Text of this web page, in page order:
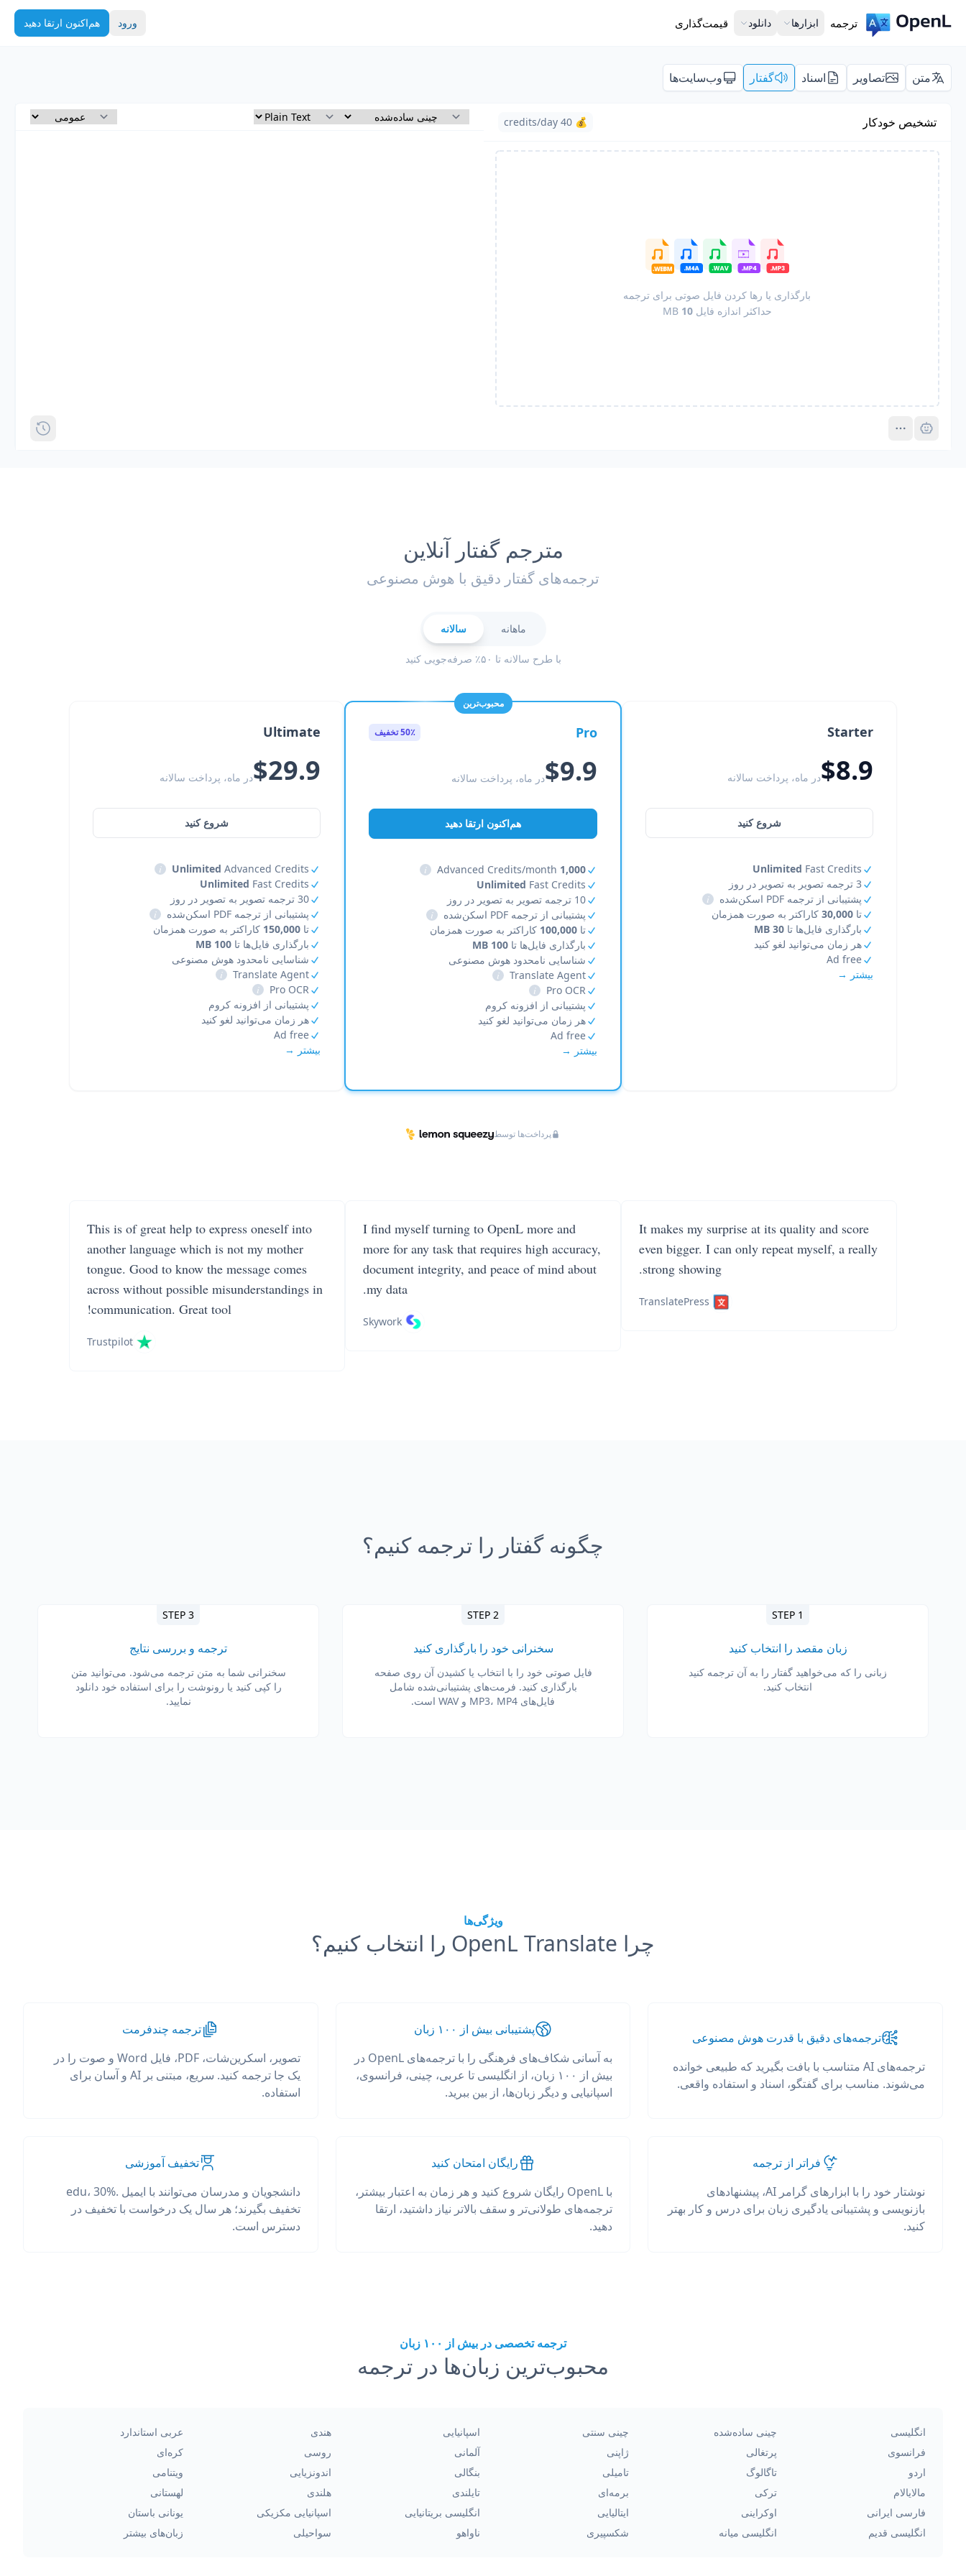
ترجمه ابزارها دانلود قیمت‌گذاری ورود هم‌اکنون ارتقا دهید
متن تصاویر اسناد گفتار وب‌سایت‌ها
تشخیص خودکار 💰 40 credits/day
بارگذاری یا رها کردن فایل صوتی برای ترجمه
حداکثر اندازه فایل10
MB
مترجم گفتار آنلاین
ترجمه‌های گفتار دقیق با هوش مصنوعی
ماهانه سالانه
با طرح سالانه تا ۵۰٪ صرفه‌جویی کنید
Starter
$8.9در ماه، پرداخت سالانه
شروع کنید
Unlimited Fast Credits
3 ترجمه تصویر به تصویر در روز
پشتیبانی از ترجمه PDF اسکن‌شده
i
تا 30,000 کاراکتر به صورت همزمان
بارگذاری فایل‌ها تا 30 MB
هر زمان می‌توانید لغو کنید
Ad free
بیشتر →
محبوب‌ترین
Pro 50٪ تخفیف
$9.9در ماه، پرداخت سالانه
هم‌اکنون ارتقا دهید
1,000
i
Unlimited Fast Credits
10 ترجمه تصویر به تصویر در روز
پشتیبانی از ترجمه PDF اسکن‌شده
i
تا100,000 کاراکتر به صورت همزمان
بارگذاری فایل‌ها تا100 MB
شناسایی نامحدود هوش مصنوعی
Translate Agent
i
Pro OCR
i
پشتیبانی از افزونه کروم
هر زمان می‌توانید لغو کنید
Ad free
بیشتر →
Ultimate
$29.9در ماه، پرداخت سالانه
شروع کنید
Unlimited Advanced Credits
i
Unlimited Fast Credits
30 ترجمه تصویر به تصویر در روز
پشتیبانی از ترجمه PDF اسکن‌شده
i
تا 150,000 کاراکتر به صورت همزمان
بارگذاری فایل‌ها تا 100 MB
شناسایی نامحدود هوش مصنوعی
Translate Agent
i
Pro OCR
i
پشتیبانی از افزونه کروم
هر زمان می‌توانید لغو کنید
Ad free
بیشتر →
پرداخت‌ها توسط
It makes my surprise at its quality and score
even bigger. I can only repeat myself, a really
strong showing.
TranslatePress
I find myself turning to OpenL more and
more for any task that requires high accuracy,
document integrity, and peace of mind about
my data.
Skywork
This is of great help to express oneself into
another language which is not my mother
tongue. Good to know the message comes
across without possible misunderstandings in
communication. Great tool!
Trustpilot
چگونه گفتار را ترجمه کنیم؟
STEP 1
زبان مقصد را انتخاب کنید
زبانی را که می‌خواهید گفتار را به آن ترجمه کنید
انتخاب کنید.
STEP 2
سخنرانی خود را بارگذاری کنید
فایل صوتی خود را با انتخاب یا کشیدن آن روی صفحه
بارگذاری کنید. فرمت‌های پشتیبانی‌شده شامل
فایل‌های MP3، MP4 و WAV است.
STEP 3
ترجمه و بررسی نتایج
سخنرانی شما به متن ترجمه می‌شود. می‌توانید متن
را کپی کنید یا رونوشت را برای استفاده خود دانلود
نمایید.
ویژگی‌ها
چرا OpenL Translate را انتخاب کنیم؟
ترجمه‌های دقیق با قدرت هوش مصنوعی
ترجمه‌های AI متناسب با بافت بگیرید که طبیعی خوانده
می‌شوند. مناسب برای گفتگو، اسناد و استفاده واقعی.
پشتیبانی بیش از ۱۰۰ زبان
به آسانی شکاف‌های فرهنگی را با ترجمه‌های OpenL در
بیش از ۱۰۰ زبان، از انگلیسی تا عربی، چینی، فرانسوی،
اسپانیایی و دیگر زبان‌ها، از بین ببرید.
ترجمه چندفرمت
تصویر، اسکرین‌شات، PDF، فایل Word و صوت را در
یک جا ترجمه کنید. سریع، مبتنی بر AI و آسان برای
استفاده.
فراتر از ترجمه
نوشتار خود را با ابزارهای گرامر AI، پیشنهادهای
بازنویسی و پشتیبانی یادگیری زبان برای درس و کار بهتر
کنید.
رایگان امتحان کنید
با OpenL رایگان شروع کنید و هر زمان به اعتبار بیشتر،
ترجمه‌های طولانی‌تر و سقف بالاتر نیاز داشتید، ارتقا
دهید.
تخفیف آموزشی
دانشجویان و مدرسان می‌توانند با ایمیل .edu، 30%
تخفیف بگیرند؛ هر سال یک درخواست با تخفیف در
دسترس است.
ترجمه تخصصی در بیش از ۱۰۰ زبان
محبوب‌ترین زبان‌ها در ترجمه
انگلیسی چینی ساده‌شده چینی سنتی اسپانیایی هندی
عربی استاندارد
فرانسوی
پرتغالی ژاپنی آلمانی روسی
کره‌ای
اردو
تاگالوگ تامیلی بنگالی اندونزیایی
ویتنامی
مالایالام
ترکی برمه‌ای تایلندی هلندی
لهستانی
فارسی ایرانی
اوکراینی ایتالیایی انگلیسی بریتانیایی اسپانیایی مکزیکی
یونانی باستان
انگلیسی قدیم
انگلیسی میانه شکسپیری ناواهو سواحیلی زبان‌های بیشتر